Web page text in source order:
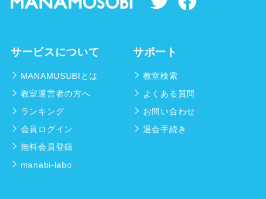
サービスについて
MANAMUSUBIとは
教室運営者の方へ
ランキング
会員ログイン
無料会員登録
manabi-labo
サポート
教室検索
よくある質問
お問い合わせ
退会手続き